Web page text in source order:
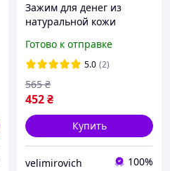
Зажим для денег из
натуральной кожи
Готово к отправке
5.0 (2)
452₴
565 ₴
Купить
velimirovich 100%